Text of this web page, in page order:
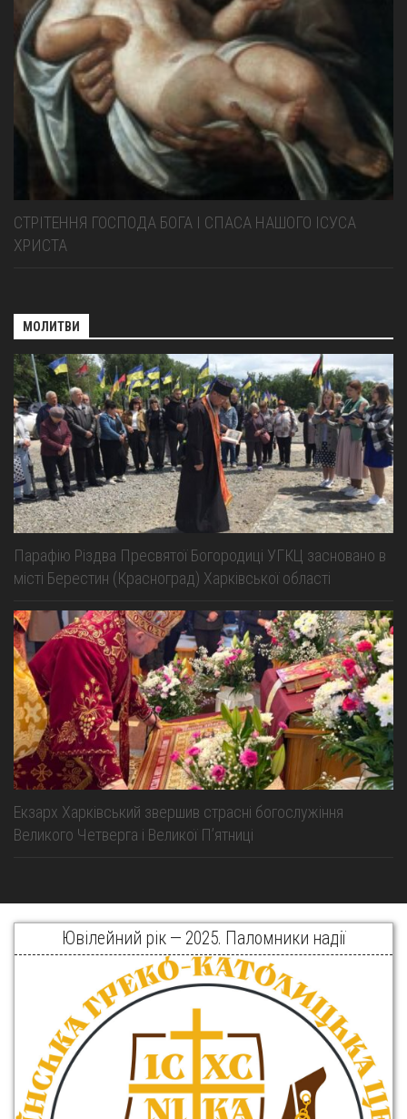
СТРІТЕННЯ ГОСПОДА БОГА І СПАСА НАШОГО ІСУСА
ХРИСТА
МОЛИТВИ
Парафію Різдва Пресвятої Богородиці УГКЦ засновано в
місті Берестин (Красноград) Харківської області
Екзарх Харківський звершив страсні богослужіння
Великого Четверга і Великої Пʼятниці
Ювілейний рік — 2025. Паломники надії